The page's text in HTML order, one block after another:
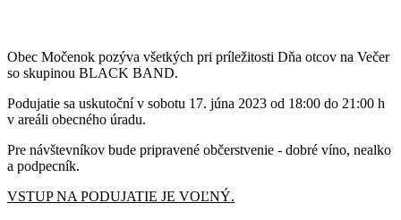
Obec Močenok pozýva všetkých pri príležitosti Dňa otcov na Večer
so skupinou BLACK BAND.
Podujatie sa uskutoční v sobotu 17. júna 2023 od 18:00 do 21:00 h
v areáli obecného úradu.
Pre návštevníkov bude pripravené občerstvenie - dobré víno, nealko
a podpecník.
VSTUP NA PODUJATIE JE VOĽNÝ.